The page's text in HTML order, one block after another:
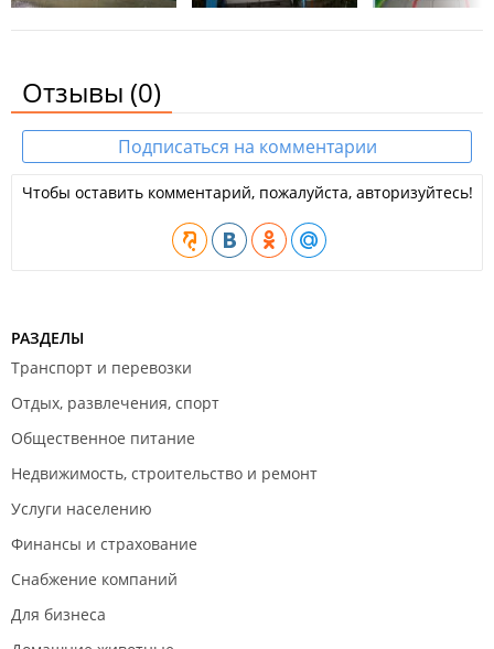
Отзывы (0)
Подписаться на комментарии
Чтобы оставить комментарий, пожалуйста, авторизуйтесь!
РАЗДЕЛЫ
Транспорт и перевозки
Отдых, развлечения, спорт
Общественное питание
Недвижимость, строительство и ремонт
Услуги населению
Финансы и страхование
Снабжение компаний
Для бизнеса